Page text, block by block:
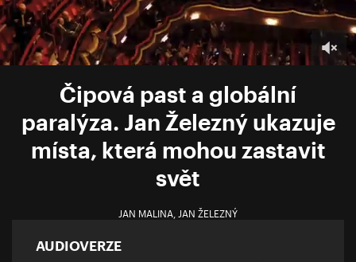
Čipová past a globální
paralýza. Jan Železný ukazuje
místa, která mohou zastavit
svět
JAN MALINA JAN ŽELEZNÝ
AUDIOVERZE